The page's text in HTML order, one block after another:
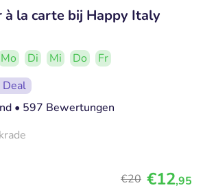
la carte bij Happy Italy
Mo Di Mi Do
Fr
• 597 Bewertungen
€20 €12,95